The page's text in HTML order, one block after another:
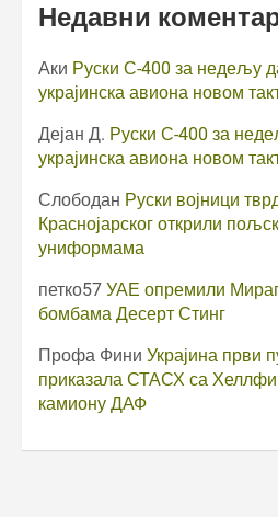
Недавни
Аки Руски С-400 за недељу
украјинска авиона новом
Дејан Д. Руски С-400 за
украјинска авиона новом
Слободан Руски војници
Краснојарског открили
униформама
петко57 УАЕ опремили
бомбама Десерт Стинг
Профа Фини Украјина први
приказала СТАСХ са
камиону ДАФ